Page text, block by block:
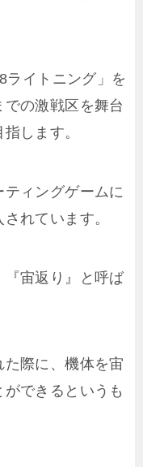
ライトニング」を
の激戦区を舞台
します。
ィングゲームに
れています。
『宙返り』と呼ば
際に、機体を宙
できるというも